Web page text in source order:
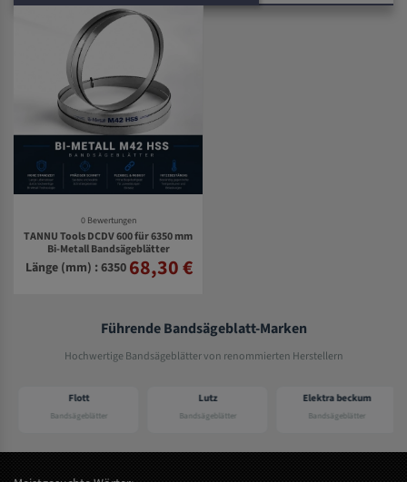
0 Bewertungen
TANNU Tools DCDV 600 für 6350 mm
Bi-Metall Bandsägeblätter
Länge (mm) : 6350 68,30 €
Führende Bandsägeblatt-Marken
Hochwertige Bandsägeblätter von renommierten Herstellern
Flott
Bandsägeblätter
Lutz
Bandsägeblätter
Elektra beckum
Bandsägeblätter